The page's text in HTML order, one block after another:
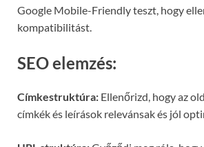
Google Mobile-Friendly teszt, hogy
kompatibilitást.
SEO elemzés:
Címkestruktúra: Ellenőrizd, hogy az
címkék és leírások relevánsak és jól